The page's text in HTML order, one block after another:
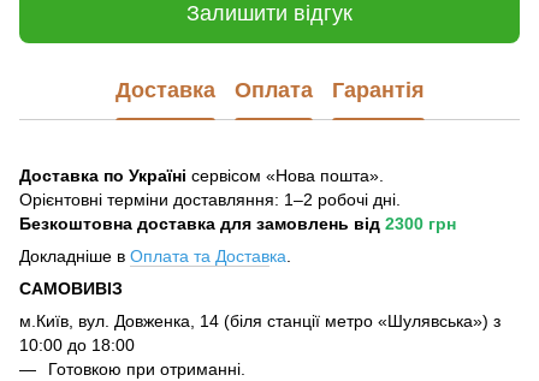
Залишити відгук
Доставка Оплата Гарантія
Доставка по Україні сервісом «Нова пошта».
Орієнтовні терміни доставляння: 1–2 робочі дні.
Безкоштовна доставка для замовлень від 2300 грн
Докладніше в Оплата та Доставка
САМОВИВІЗ
м.Київ, вул. Довженка, 14 (біля станції метро «Шулявська») з
10:00 до 18:00
Готовкою при отриманні.